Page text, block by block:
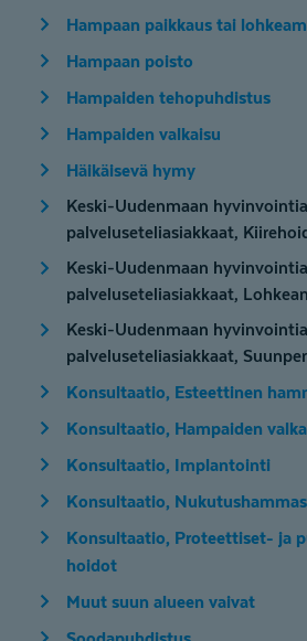
Hampaan paikkaus tai
Hampaan poisto
Hampaiden tehopuhdistus
Hampaiden valkaisu
Häikäisevä hymy
Keski-Uudenmaan
palveluseteliasiakkaat,
Keski-Uudenmaan
palveluseteliasiakkaat,
Keski-Uudenmaan
palveluseteliasiakkaat,
Konsultaatio, Esteettinen
Konsultaatio, Hampaiden
Konsultaatio, Implantointi
Konsultaatio,
Konsultaatio, Proteettiset- ja
hoidot
Muut suun alueen vaivat